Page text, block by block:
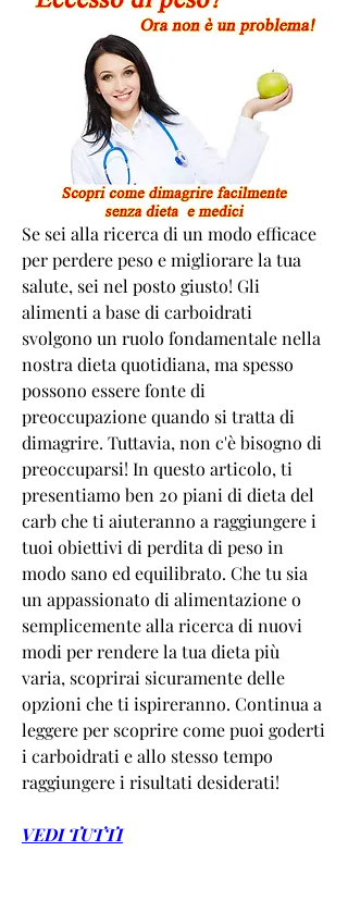
Se sei alla ricerca di un modo efficace
per perdere peso e migliorare la tua
salute, sei nel posto giusto! Gli
alimenti a base di carboidrati
svolgono un ruolo fondamentale nella
nostra dieta quotidiana, ma spesso
possono essere fonte di
preoccupazione quando si tratta di
dimagrire. Tuttavia, non c'è bisogno di
preoccuparsi! In questo articolo, ti
presentiamo ben 20 piani di dieta del
carb che ti aiuteranno a raggiungere i
tuoi obiettivi di perdita di peso in
modo sano ed equilibrato. Che tu sia
un appassionato di alimentazione o
semplicemente alla ricerca di nuovi
modi per rendere la tua dieta più
varia, scoprirai sicuramente delle
opzioni che ti ispireranno. Continua a
leggere per scoprire come puoi goderti
i carboidrati e allo stesso tempo
raggiungere i risultati desiderati!
VEDI TUTTI